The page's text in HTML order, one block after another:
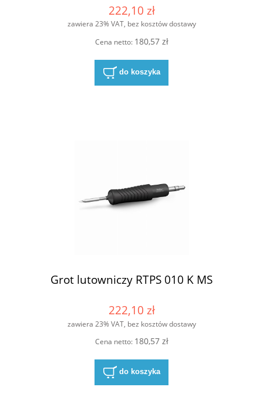
222,10 zł
zawiera 23% VAT, bez kosztów dostawy
Cena netto: 180,57 zł
do koszyka
Grot lutowniczy RTPS 010 K MS
222,10 zł
zawiera 23% VAT, bez kosztów dostawy
Cena netto: 180,57 zł
do koszyka